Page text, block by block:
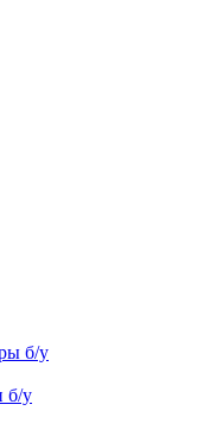
б/у
б/у